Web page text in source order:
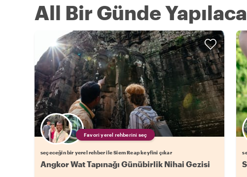
All Bir Günde
Favori yerel rehberini seç
seçeceğin bir yerel rehber ile Siem Reap keyfini çıkar
Angkor Wat Tapınağı Günübirlik Nihai Gezisi